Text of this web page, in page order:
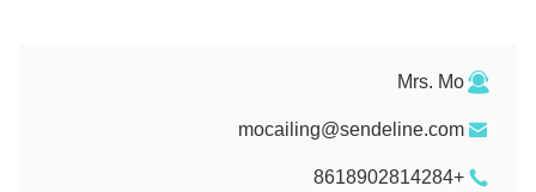
Mrs. Mo
mocailing@sendeline.com
+8618902814284